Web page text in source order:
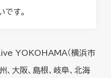
です。
YOKOHAMA（横浜市
、大阪、島根、岐阜、北海